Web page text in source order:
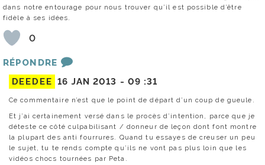
dans notre entourage pour nous trouver qu’il est possible d’être
fidèle à ses idées.
0
RÉPONDRE
DEEDEE 16 JAN 2013 - 09 :31
Ce commentaire n’est que le point de départ d’un coup de gueule.
Et j’ai certainement versé dans le procès d’intention, parce que je
déteste ce côté culpabilisant / donneur de leçon dont font montre
la plupart des anti fourrures. Quand tu essayes de creuser un peu
le sujet, tu te rends compte qu’ils ne vont pas plus loin que les
vidéos chocs tournées par Peta.